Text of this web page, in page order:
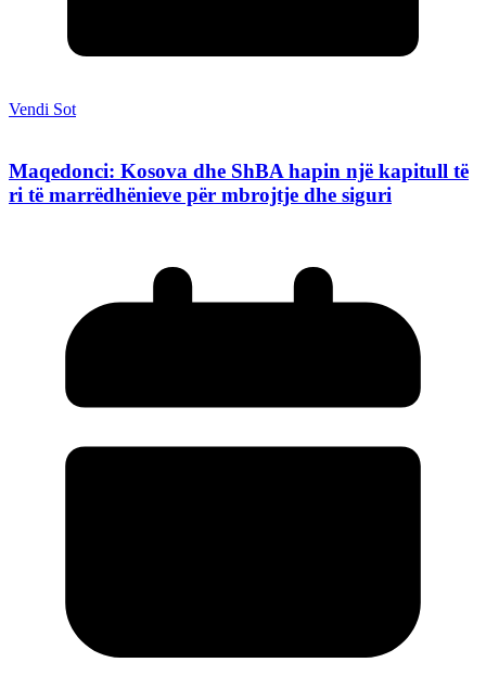
Vendi Sot
Maqedonci: Kosova dhe ShBA hapin një kapitull të
ri të marrëdhënieve për mbrojtje dhe siguri